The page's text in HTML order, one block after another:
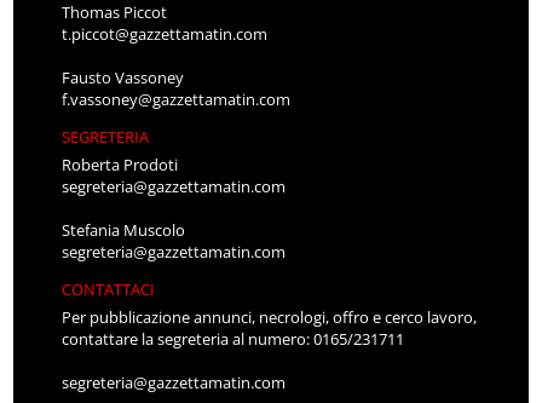
Thomas Piccot
t.piccot@gazzettamatin.com
Fausto Vassoney
f.vassoney@gazzettamatin.com
SEGRETERIA
Roberta Prodoti
segreteria@gazzettamatin.com
Stefania Muscolo
segreteria@gazzettamatin.com
CONTATTACI
Per pubblicazione annunci, necrologi, offro e cerco lavoro,
contattare la segreteria al numero: 0165/231711
segreteria@gazzettamatin.com